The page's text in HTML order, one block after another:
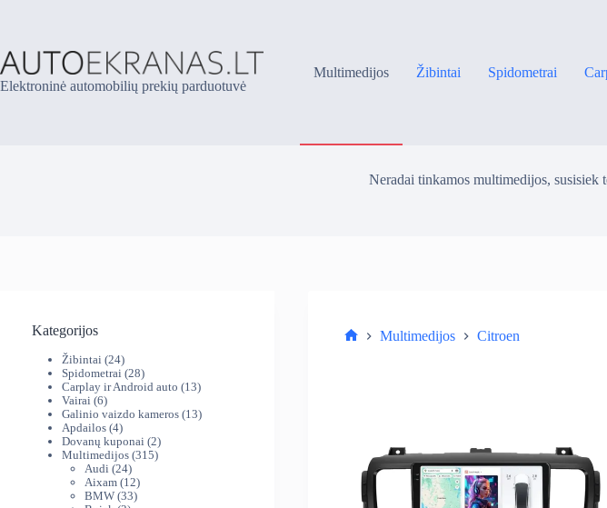
Elektroninė automobilių prekių parduotuvė
Multimedijos Žibintai Spidometrai
Neradai tinkamos multimedijos, susisiek
Multimedijos Citroen
Kategorijos
Žibintai 2424
produktai
Spidometrai 2828
produktai
Carplay ir Android auto 1313
Vairai 66
produktai
Galinio vaizdo kameros 1313
Apdailos 44
produktai
Dovanų kuponai 22
produktai
Multimedijos 315315
Audi 2424
produktai
Aixam 1212
produktų
BMW 3333